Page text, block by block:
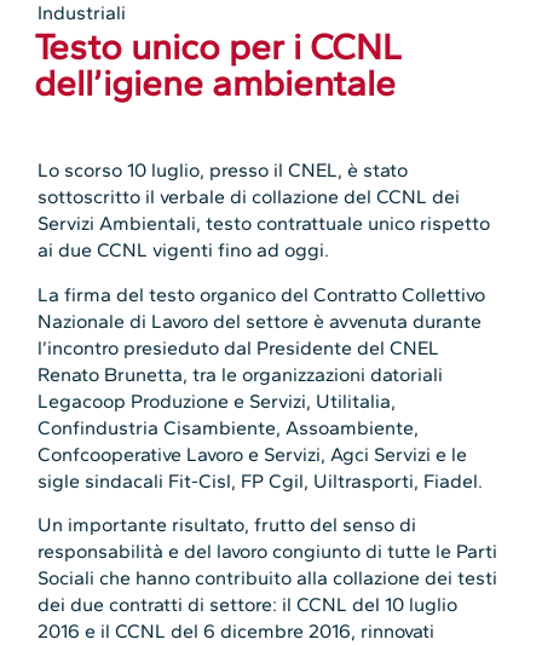
Industriali
Testo unico per i CCNL
dell’igiene ambientale
Lo scorso 10 luglio, presso il CNEL, è stato
sottoscritto il verbale di collazione del CCNL dei
Servizi Ambientali, testo contrattuale unico rispetto
ai due CCNL vigenti fino ad oggi.
La firma del testo organico del Contratto Collettivo
Nazionale di Lavoro del settore è avvenuta durante
l’incontro presieduto dal Presidente del CNEL
Renato Brunetta, tra le organizzazioni datoriali
Legacoop Produzione e Servizi, Utilitalia,
Confindustria Cisambiente, Assoambiente,
Confcooperative Lavoro e Servizi, Agci Servizi e le
sigle sindacali Fit-Cisl, FP Cgil, Uiltrasporti, Fiadel.
Un importante risultato, frutto del senso di
responsabilità e del lavoro congiunto di tutte le Parti
Sociali che hanno contribuito alla collazione dei testi
dei due contratti di settore: il CCNL del 10 luglio
2016 e il CCNL del 6 dicembre 2016, rinnovati